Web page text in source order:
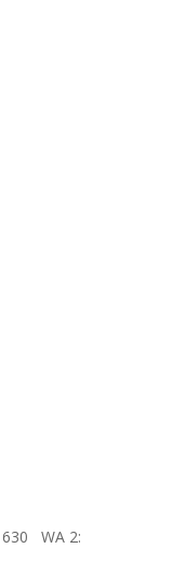
WA 2: